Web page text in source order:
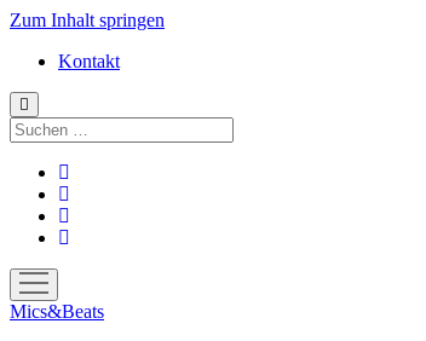
Zum Inhalt springen
Kontakt
Suchen
Menü
öffnen
Mics&Beats